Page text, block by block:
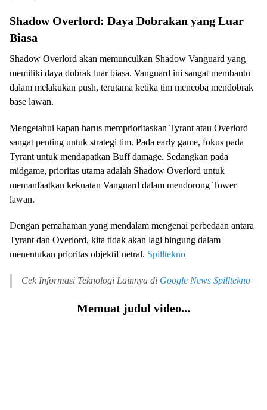
Shadow Overlord: Daya Dobrakan yang Luar
Biasa
Shadow Overlord akan memunculkan Shadow Vanguard yang
memiliki daya dobrak luar biasa. Vanguard ini sangat membantu
dalam melakukan push, terutama ketika tim mencoba mendobrak
base lawan.
Mengetahui kapan harus memprioritaskan Tyrant atau Overlord
sangat penting untuk strategi tim. Pada early game, fokus pada
Tyrant untuk mendapatkan Buff damage. Sedangkan pada
midgame, prioritas utama adalah Shadow Overlord untuk
memanfaatkan kekuatan Vanguard dalam mendorong Tower
lawan.
Dengan pemahaman yang mendalam mengenai perbedaan antara
Tyrant dan Overlord, kita tidak akan lagi bingung dalam
menentukan prioritas objektif netral. Spilltekno
Cek Informasi Teknologi Lainnya di Google News Spilltekno
Memuat judul video...